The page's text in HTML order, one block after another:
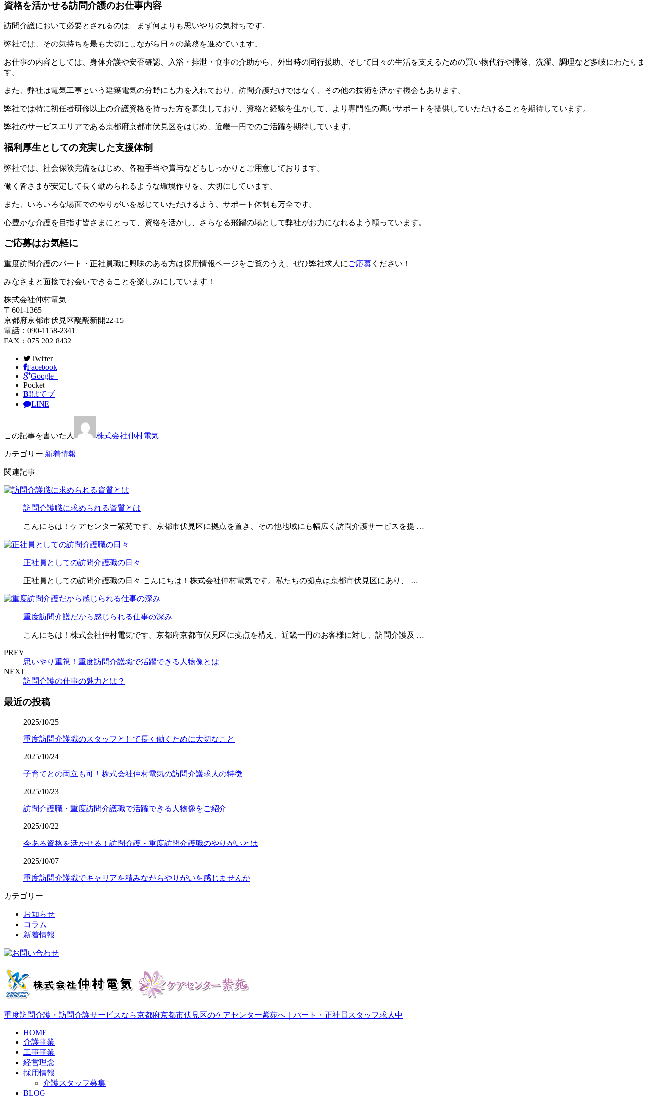
資格を活かせる訪問介護のお仕事内容
訪問介護において必要とされるのは、まず何よりも思いやりの気持ちです。
弊社では、その気持ちを最も大切にしながら日々の業務を進めています。
お仕事の内容としては、身体介護や安否確認、入浴・排泄・食事の介助から、外出時の同行援助、そして日々の生活を支えるための買い物代行や掃除、洗濯、調理など多岐にわたりま
す。
また、弊社は電気工事という建築電気の分野にも力を入れており、訪問介護だけではなく、その他の技術を活かす機会もあります。
弊社では特に初任者研修以上の介護資格を持った方を募集しており、資格と経験を生かして、より専門性の高いサポートを提供していただけることを期待しています。
弊社のサービスエリアである京都府京都市伏見区をはじめ、近畿一円でのご活躍を期待しています。
福利厚生としての充実した支援体制
弊社では、社会保険完備をはじめ、各種手当や賞与などもしっかりとご用意しております。
働く皆さまが安定して長く勤められるような環境作りを、大切にしています。
また、いろいろな場面でのやりがいを感じていただけるよう、サポート体制も万全です。
心豊かな介護を目指す皆さまにとって、資格を活かし、さらなる飛躍の場として弊社がお力になれるよう願っています。
ご応募はお気軽に
重度訪問介護のパート・正社員職に興味のある方は採用情報ページをご覧のうえ、ぜひ弊社求人に ご応募 ください！
みなさまと面接でお会いできることを楽しみにしています！
株式会社仲村電気
〒601-1365
京都府京都市伏見区醍醐新開22-15
電話：090-1158-2341
FAX：075-202-8432
Twitter
Facebook
Google+
Pocket
B!はてブ
LINE
この記事を書いた人 株式会社仲村電気
カテゴリー 新着情報
関連記事
訪問介護職に求められる資質とは
こんにちは！ケアセンター紫苑です。京都市伏見区に拠点を置き、その他地域にも幅広く訪問介護サービスを提 …
正社員としての訪問介護職の日々
正社員としての訪問介護職の日々 こんにちは！株式会社仲村電気です。私たちの拠点は京都市伏見区にあり、 …
重度訪問介護だから感じられる仕事の深み
こんにちは！株式会社仲村電気です。京都府京都市伏見区に拠点を構え、近畿一円のお客様に対し、訪問介護及 …
PREV
思いやり重視！重度訪問介護職で活躍できる人物像とは
NEXT
訪問介護の仕事の魅力とは？
最近の投稿
2025/10/25
重度訪問介護職のスタッフとして長く働くために大切なこと
2025/10/24
子育てとの両立も可！株式会社仲村電気の訪問介護求人の特徴
2025/10/23
訪問介護職・重度訪問介護職で活躍できる人物像をご紹介
2025/10/22
今ある資格を活かせる！訪問介護・重度訪問介護職のやりがいとは
2025/10/07
重度訪問介護職でキャリアを積みながらやりがいを感じませんか
カテゴリー
お知らせ
コラム
新着情報
重度訪問介護・訪問介護サービスなら京都府京都市伏見区のケアセンター紫苑へ｜パート・正社員スタッフ求人中
HOME
介護事業
工事事業
経営理念
採用情報
介護スタッフ募集
BLOG